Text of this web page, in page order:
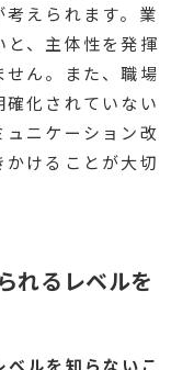
えられます。業
、主体性を発揮
せん。また、職場
化されていない
ュニケーション改
けることが大切
れるレベルを
ルを知らないこ